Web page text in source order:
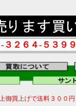
-３２６４-５３９
御買上げで送料３００円